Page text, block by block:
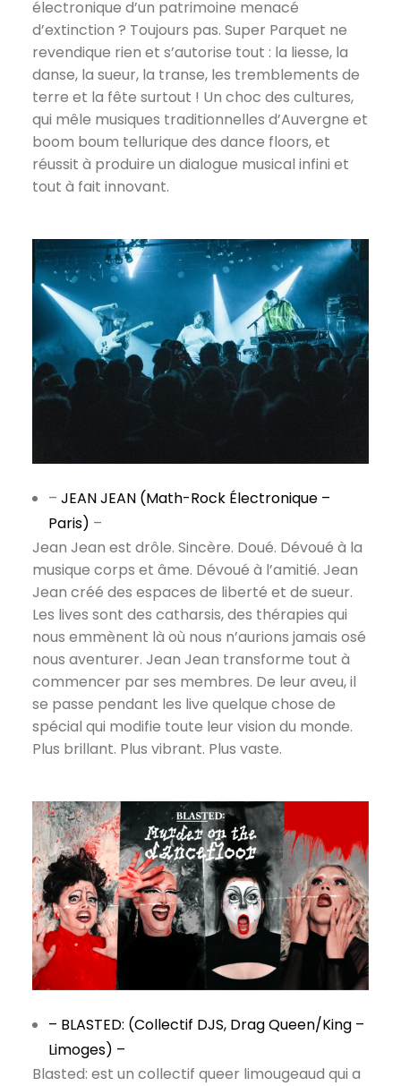
électronique d’un patrimoine menacé
d’extinction ? Toujours pas. Super Parquet ne
revendique rien et s’autorise tout : la liesse, la
danse, la sueur, la transe, les tremblements de
terre et la fête surtout ! Un choc des cultures,
qui mêle musiques traditionnelles d’Auvergne et
boom boum tellurique des dance floors, et
réussit à produire un dialogue musical infini et
tout à fait innovant.
– JEAN JEAN (Math-Rock Électronique –
Paris) –
Jean Jean est drôle. Sincère. Doué. Dévoué à la
musique corps et âme. Dévoué à l’amitié. Jean
Jean créé des espaces de liberté et de sueur.
Les lives sont des catharsis, des thérapies qui
nous emmènent là où nous n’aurions jamais osé
nous aventurer. Jean Jean transforme tout à
commencer par ses membres. De leur aveu, il
se passe pendant les live quelque chose de
spécial qui modifie toute leur vision du monde.
Plus brillant. Plus vibrant. Plus vaste.
– BLASTED: (Collectif DJS, Drag Queen/King –
Limoges) –
Blasted: est un collectif queer limougeaud qui a